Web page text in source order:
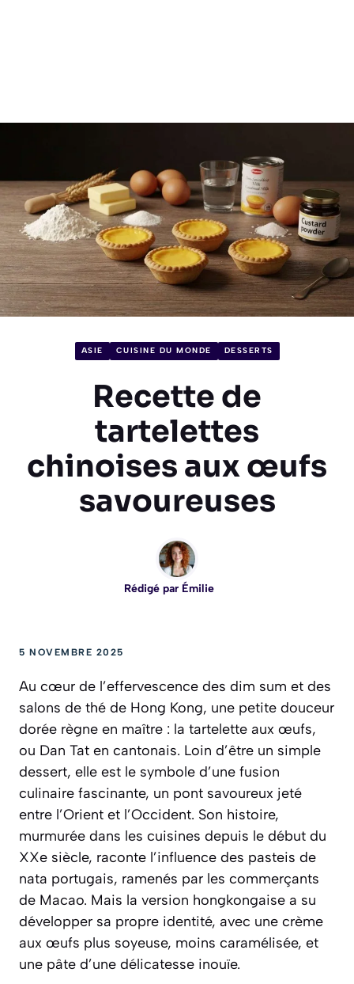
ASIE CUISINE DU MONDE DESSERTS
Recette de
tartelettes
chinoises aux œufs
savoureuses
Rédigé par Émilie
5 NOVEMBRE 2025
Au cœur de l’effervescence des dim sum et des
salons de thé de Hong Kong, une petite douceur
dorée règne en maître : la tartelette aux œufs,
ou Dan Tat en cantonais. Loin d’être un simple
dessert, elle est le symbole d’une fusion
culinaire fascinante, un pont savoureux jeté
entre l’Orient et l’Occident. Son histoire,
murmurée dans les cuisines depuis le début du
XXe siècle, raconte l’influence des pasteis de
nata portugais, ramenés par les commerçants
de Macao. Mais la version hongkongaise a su
développer sa propre identité, avec une crème
aux œufs plus soyeuse, moins caramélisée, et
une pâte d’une délicatesse inouïe.